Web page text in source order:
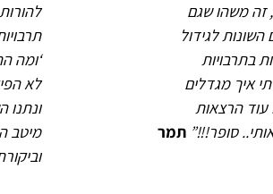
, זה משהו שגם
לגידול
בתרבויות
איך מגדלים
עוד הרצאות
סופר!!!” תמר
‘ומה
לא
מיטב